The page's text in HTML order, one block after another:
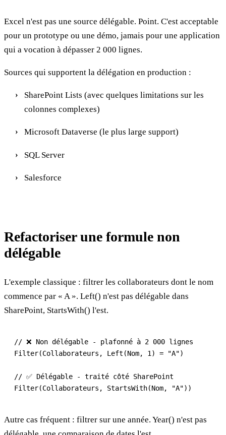
Excel n'est pas une source délégable. Point. C'est acceptable
pour un prototype ou une démo, jamais pour une application
qui a vocation à dépasser 2 000 lignes.
Sources qui supportent la délégation en production :
SharePoint Lists (avec quelques limitations sur les
colonnes complexes)
Microsoft Dataverse (le plus large support)
SQL Server
Salesforce
Refactoriser une formule non
délégable
L'exemple classique : filtrer les collaborateurs dont le nom
commence par « A ». Left() n'est pas délégable dans
SharePoint, StartsWith() l'est.
// ❌ Non délégable - plafonné à 2 000 lignes
Filter(Collaborateurs, Left(Nom, 1) = "A")
// ✅ Délégable - traité côté SharePoint
Autre cas fréquent : filtrer sur une année. Year() n'est pas